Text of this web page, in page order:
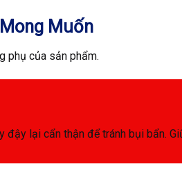
Muốn
phụ của sản phẩm.
đậy lại cẩn thận để tránh bụi bẩn.